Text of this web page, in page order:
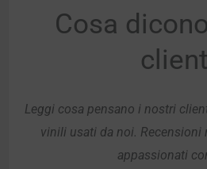
Cosa
Leggi cosa pensano i nostri
vinili usati da noi. Recensioni
appassionati